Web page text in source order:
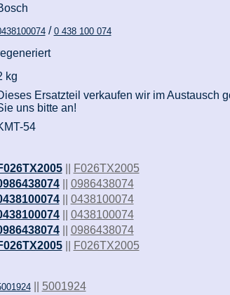
/ 0 438 100 074
kg
Ersatzteil verkaufen wir im Austausch
uns bitte an!
54
||
F026TX2005
||
0986438074
||
0438100074
||
0438100074
||
0986438074
|| F026TX2005
|| 5001924